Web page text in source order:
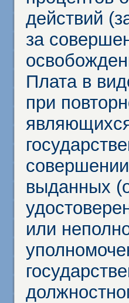
действий
за
Плата в
при
выданных
или